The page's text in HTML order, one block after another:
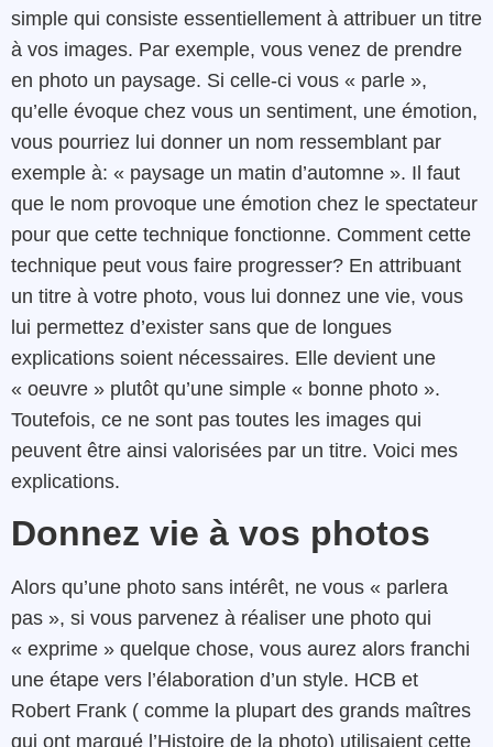
simple qui consiste essentiellement à attribuer un titre
à vos images. Par exemple, vous venez de prendre
en photo un paysage. Si celle-ci vous « parle »,
qu’elle évoque chez vous un sentiment, une émotion,
vous pourriez lui donner un nom ressemblant par
exemple à: « paysage un matin d’automne ». Il faut
que le nom provoque une émotion chez le spectateur
pour que cette technique fonctionne. Comment cette
technique peut vous faire progresser? En attribuant
un titre à votre photo, vous lui donnez une vie, vous
lui permettez d’exister sans que de longues
explications soient nécessaires. Elle devient une
« oeuvre » plutôt qu’une simple « bonne photo ».
Toutefois, ce ne sont pas toutes les images qui
peuvent être ainsi valorisées par un titre. Voici mes
explications.
Donnez vie à vos photos
Alors qu’une photo sans intérêt, ne vous « parlera
pas », si vous parvenez à réaliser une photo qui
« exprime » quelque chose, vous aurez alors franchi
une étape vers l’élaboration d’un style. HCB et
Robert Frank ( comme la plupart des grands maîtres
qui ont marqué l’Histoire de la photo) utilisaient cette